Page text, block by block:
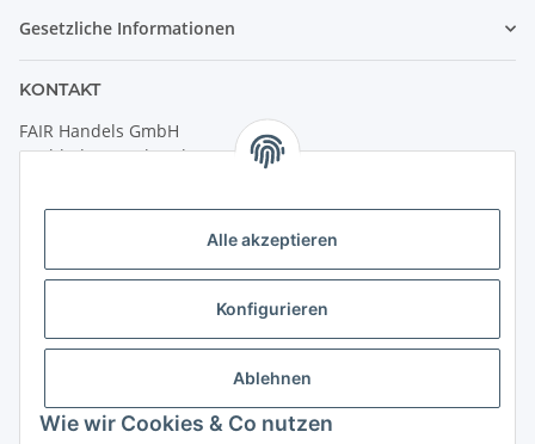
Alle akzeptieren
Konfigurieren
Ablehnen
Wie wir Cookies & Co nutzen
Gesetzliche Informationen
KONTAKT
FAIR Handels GmbH
(Weltladen Innsbruck)
6020 Innsbruck
Öffnungszeiten: